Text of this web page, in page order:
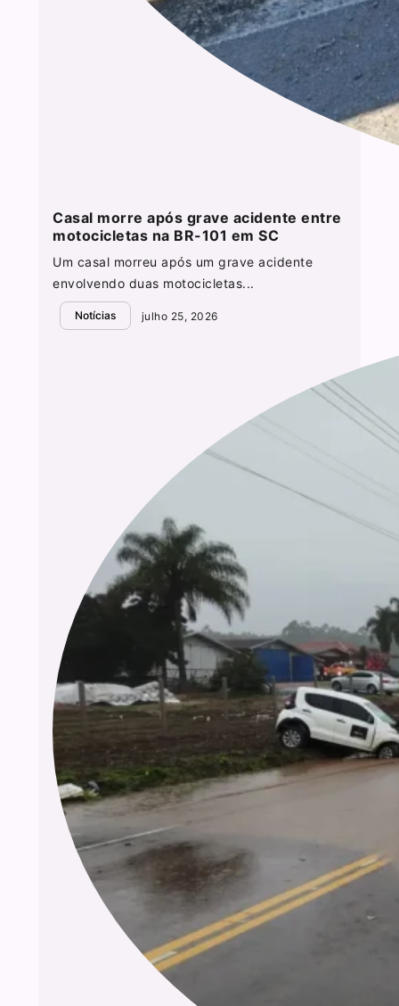
Casal morre após grave acidente entre
motocicletas na BR-101 em SC
Um casal morreu após um grave acidente
envolvendo duas motocicletas...
Notícias julho 25, 2026